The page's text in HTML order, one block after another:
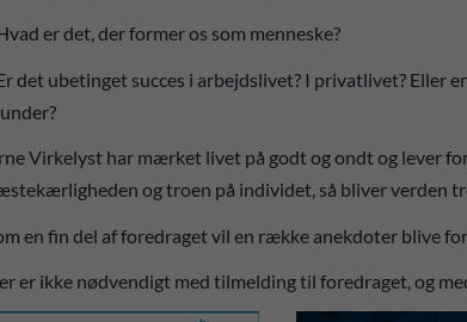
er det, der former os som menneske?
det ubetinget succes i arbejdslivet? I privatlivet? Eller
Virkelyst har mærket livet på godt og ondt og lever
og troen på individet, så bliver verden
en fin del af foredraget vil en række anekdoter blive
er ikke nødvendigt med tilmelding til foredraget, og